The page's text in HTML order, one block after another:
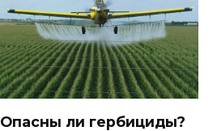
Опасны ли гербициды?